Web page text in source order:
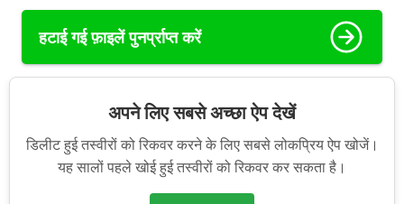
हटाई गई फ़ाइलें पुनर्प्राप्त करें
अपने लिए सबसे अच्छा ऐप देखें
डिलीट हुई तस्वीरों को रिकवर करने के लिए सबसे लोकप्रिय ऐप खोजें।
यह सालों पहले खोई हुई तस्वीरों को रिकवर कर सकता है।